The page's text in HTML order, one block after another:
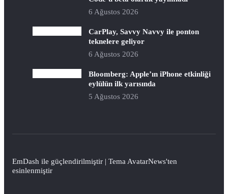
6 Ağustos 2026
CarPlay, Savvy Navvy ile ponton
teknelere geliyor
6 Ağustos 2026
Bloomberg: Apple’ın iPhone etkinliği
eylülün ilk yarısında
5 Ağustos 2026
EmDash ile güçlendirilmiştir | Tema AvatarNews'ten
esinlenmiştir